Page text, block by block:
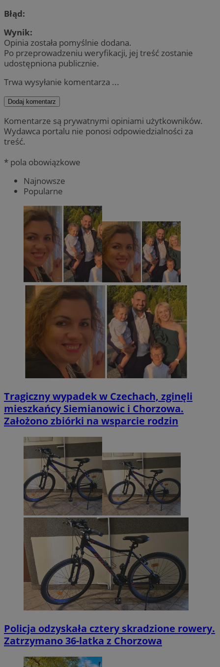
Błąd:
Wynik:
Opinia została pomyślnie dodana.
Po przeprowadzeniu weryfikacji, jej treść zostanie
udostępniona publicznie.
Trwa wysyłanie komentarza ...
Dodaj komentarz
Komentarze są prywatnymi opiniami użytkowników.
Wydawca portalu nie ponosi odpowiedzialności za
treść.
* pola obowiązkowe
Najnowsze
Popularne
Tragiczny wypadek w Czechach, zginęli
mieszkańcy Siemianowic i Chorzowa.
Założono zbiórki na wsparcie rodzin
Policja odzyskała cztery skradzione rowery.
Zatrzymano 36-latka z Chorzowa